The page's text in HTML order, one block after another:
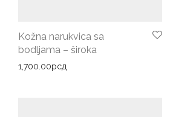
Kožna narukvica sa
bodljama – široka
1,700.00рсд